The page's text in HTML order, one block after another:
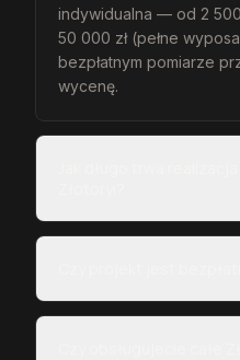
indywidualna — od 2
50 000 zł (pełne
bezpłatnym pomiarze
wycenę.